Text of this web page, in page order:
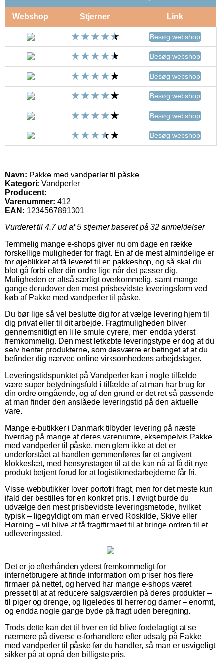
Webshop Stjerner Link
Besøg webshop
Besøg webshop
Besøg webshop
Besøg webshop
Besøg webshop
Besøg webshop
Navn: Pakke med vandperler til påske
Kategori: Vandperler
Producent:
Varenummer: 412
EAN: 1234567891301
Vurderet til 4.7ud af 5 stjerner baseret på 32 anmeldelser
Temmelig mange e-shops giver nu om dage en række
forskellige muligheder for fragt. En af de mest almindelige er
for øjeblikket at få leveret til en pakkeshop, og så skal du
blot gå forbi efter din ordre lige når det passer dig.
Muligheden er altså særligt overkommelig, samt mange
gange derudover den mest prisbevidste leveringsform ved
køb af Pakke med vandperler til påske.
Du bør lige så vel beslutte dig for at vælge levering hjem til
dig privat eller til dit arbejde. Fragtmuligheden bliver
gennemsnitligt en lille smule dyrere, men endda yderst
fremkommelig. Den mest letkøbte leveringstype er dog at du
selv henter produkterne, som desværre er betinget af at du
befinder dig nærved online virksomhedens arbejdslager.
Leveringstidspunktet på Vandperler kan i nogle tilfælde
være super betydningsfuld i tilfælde af at man har brug for
din ordre omgående, og af den grund er det ret så passende
at man finder den anslåede leveringstid på den aktuelle
vare.
Mange e-butikker i Danmark tilbyder levering på næste
hverdag på mange af deres varenumre, eksempelvis Pakke
med vandperler til påske, men glem ikke at det er
underforstået at handlen gemmenføres før et angivent
klokkeslæt, med hensynstagen til at de kan nå at få dit nye
produkt betjent forud for at logistikmedarbejderne får fri.
Visse webbutikker lover portofri fragt, men for det meste kun
ifald der bestilles for en konkret pris. I øvrigt burde du
udvælge den mest prisbevidste leveringsmetode, hvilket
typisk – ligegyldigt om man er ved Roskilde, Skive eller
Hørning – vil blive at få fragtfirmaet til at bringe ordren til et
udleveringssted.
Det er jo efterhånden yderst fremkommeligt for
internetbrugere at finde information om priser hos flere
firmaer på nettet, og herved har mange e-shops været
presset til at at reducere salgsværdien på deres produkter –
til piger og drenge, og ligeledes til herrer og damer – enormt,
og endda nogle gange byde på fragt uden beregning.
Trods dette kan det til hver en tid blive fordelagtigt at se
nærmere på diverse e-forhandlere efter udsalg på Pakke
med vandperler til påske før du handler, så man er usvigeligt
sikker på at opnå den billigste pris.